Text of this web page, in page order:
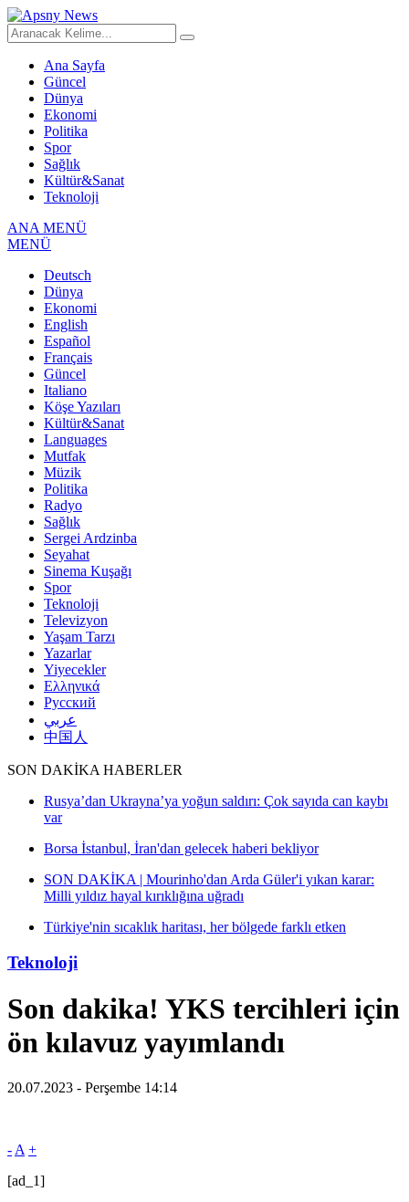
Ana Sayfa
Güncel
Dünya
Ekonomi
Politika
Spor
Sağlık
Kültür&Sanat
Teknoloji
ANA MENÜ
MENÜ
Deutsch
Dünya
Ekonomi
English
Español
Français
Güncel
Italiano
Köşe Yazıları
Kültür&Sanat
Languages
Mutfak
Müzik
Politika
Radyo
Sağlık
Sergei Ardzinba
Seyahat
Sinema Kuşağı
Spor
Teknoloji
Televizyon
Yaşam Tarzı
Yazarlar
Yiyecekler
Ελληνικά
Русский
عربي
中国人
SON DAKİKA HABERLER
Rusya’dan Ukrayna’ya yoğun saldırı: Çok sayıda can kaybı
var
Borsa İstanbul, İran'dan gelecek haberi bekliyor
SON DAKİKA | Mourinho'dan Arda Güler'i yıkan karar:
Milli yıldız hayal kırıklığına uğradı
Türkiye'nin sıcaklık haritası, her bölgede farklı etken
Teknoloji
Son dakika! YKS tercihleri için
ön kılavuz yayımlandı
20.07.2023 - Perşembe 14:14
- A +
[ad_1]